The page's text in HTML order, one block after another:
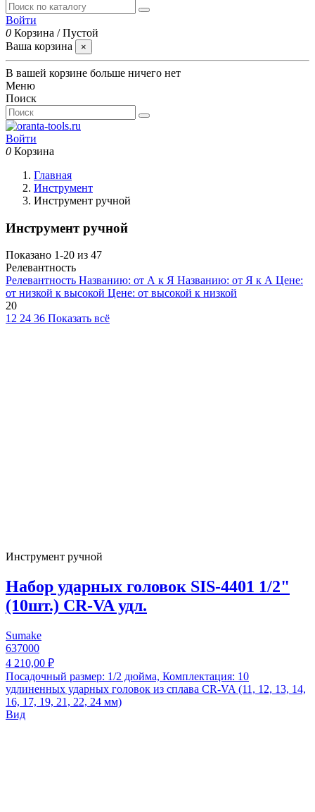
Войти
0 Корзина /Пустой
Ваша корзина
×
В вашей корзине больше ничего нет
Меню
Поиск
Войти
0 Корзина
Главная
Инструмент
Инструмент ручной
Инструмент ручной
Показано 1-20 из 47
Релевантность
Релевантность Названию: от А к Я Названию: от Я к А Цене:
от низкой к высокой Цене: от высокой к низкой
20
12 24 36 Показать всё
Инструмент ручной
Набор ударных головок SIS-4401 1/2"
(10шт.) CR-VA удл.
Sumake
637000
4 210,00 ₽
Посадочный размер: 1/2 дюйма, Комплектация: 10
удлиненных ударных головок из сплава CR-VA (11, 12, 13, 14,
16, 17, 19, 21, 22, 24 мм)
Вид